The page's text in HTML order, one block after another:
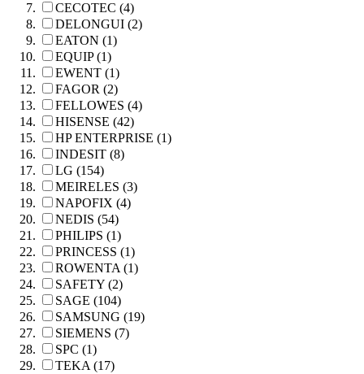
CECOTEC (4)
DELONGUI (2)
EATON (1)
EQUIP (1)
EWENT (1)
FAGOR (2)
FELLOWES (4)
HISENSE (42)
HP ENTERPRISE (1)
INDESIT (8)
LG (154)
MEIRELES (3)
NAPOFIX (4)
NEDIS (54)
PHILIPS (1)
PRINCESS (1)
ROWENTA (1)
SAFETY (2)
SAGE (104)
SAMSUNG (19)
SIEMENS (7)
SPC (1)
TEKA (17)